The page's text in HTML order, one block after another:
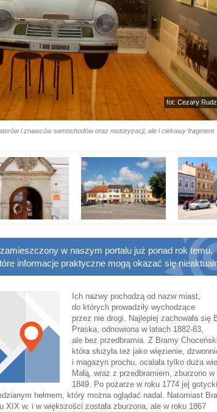
fot: Cezary
i znawców samochodów oraz motoryzacji, ale i ciekawy fragment
zamieszczony w naszym portalu już ponad rok temu.
informacje praktyczne mogą okazać się
Ich nazwy pochodzą od nazw miast,
do których prowadziły wychodzące
przez nie drogi. Najlepiej zachowała się
Praska, odnowiona w latach 1882-83,
ale bez przedbramia. Z Bramy
która służyła też jako więzienie,
i magazyn prochu, ocalała tylko duża
Małą, wraz z przedbramiem, zburzono w
1849. Po pożarze w roku 1774 jej gotycki
hełmem, który można oglądać nadal. Natomiast
XIX w. i w większości została zburzona, ale w roku 1867